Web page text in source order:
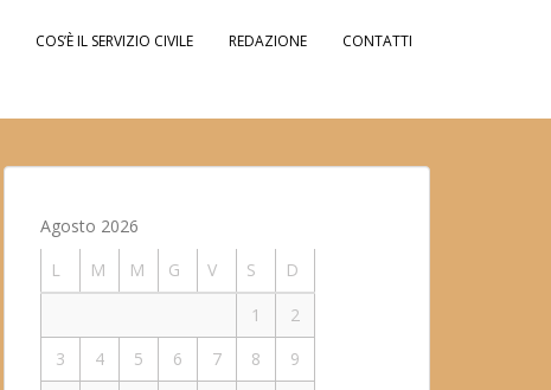
COS’È IL SERVIZIO CIVILE REDAZIONE CONTATTI
Agosto 2026
L
M M G V S
D
1
2
3
4 5 6 7 8
9